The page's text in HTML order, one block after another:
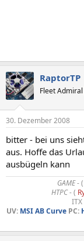
RaptorTP
Fleet Admiral
30. Dezember 2008
bitter - bei uns
aus. Hoffe das
ausbügeln kann
GAME- (
HTPC -(
ITX
UV: MSI AB Curve PC: